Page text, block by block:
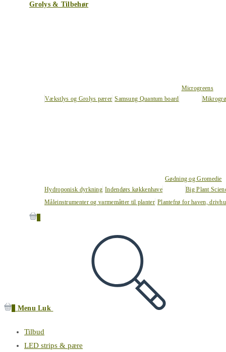
Grolys & Tilbehør
Vækstlys og Grolys pærer Samsung Quantum board
Microgreens
Hydroponisk dyrkning Indendørs køkkenhave
Gødning og Gromedie
Big Plant
Måleinstrumenter og varmemåtter til planter Plantefrø for haven,
Menu Luk
Tilbud
LED strips & pære